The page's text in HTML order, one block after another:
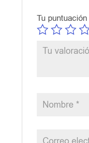
Tu puntuación